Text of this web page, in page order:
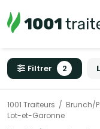
Filtrer 2
1001 Traiteurs Brunch/
Lot-et-Garonne